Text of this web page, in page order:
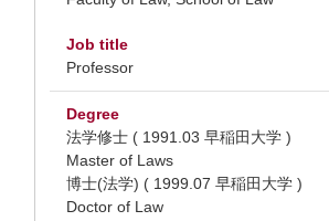
Job title
Professor
Degree
法学修士 ( 1991.03 早稲田大学 )
Master of Laws
博士(法学) ( 1999.07 早稲田大学 )
Doctor of Law